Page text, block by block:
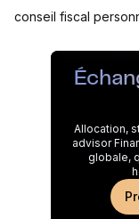
conseil fiscal
Allocation,
advisor
globale,